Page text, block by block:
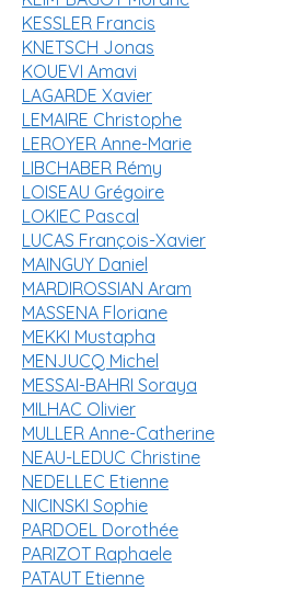
KESSLER Francis
KNETSCH Jonas
KOUEVI Amavi
LAGARDE Xavier
LEMAIRE Christophe
LEROYER Anne-Marie
LIBCHABER Rémy
LOISEAU Grégoire
LOKIEC Pascal
LUCAS François-Xavier
MAINGUY Daniel
MARDIROSSIAN Aram
MASSENA Floriane
MEKKI Mustapha
MENJUCQ Michel
MESSAI-BAHRI Soraya
MILHAC Olivier
MULLER Anne-Catherine
NEAU-LEDUC Christine
NEDELLEC Etienne
NICINSKI Sophie
PARDOEL Dorothée
PARIZOT Raphaele
PATAUT Etienne